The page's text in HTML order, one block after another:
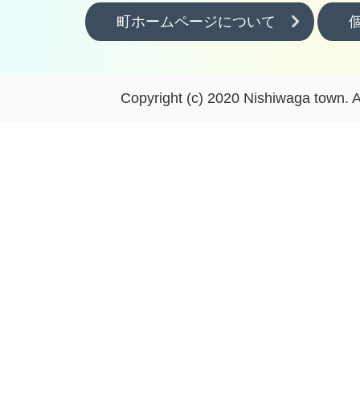
町ホームページについて
Copyright (c) 2020 Nishiwaga town.